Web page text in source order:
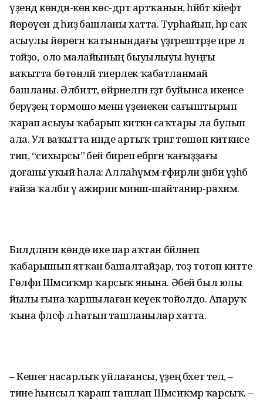
үҙендә көндән-көн көс-дәрт артҡанын, һәйбәт кәйефтә
йөрөүен дә һиҙә башланы хатта. Турһайып, һәр саҡ
асыулы йөрөгән ҡатынындағы үҙгәрештәрҙе ире лә
тойҙо, ә оло малайының быуылыуы һуңғы
ваҡытта бөтөнләй тиерлек ҡабатланмай
башланы. Әлбиттә, өйрәнелгән ғәҙәт буйынса икенсе
берәүҙең тормошо менән үҙенекен сағыштырып
ҡарап асыуы ҡабарып киткән саҡтары ла булып
ала. Ул ваҡытта инде артыҡ тәрәнгә төшөп киткәнсе
тип, “сихырсы” әбей биреп ебәргән ҡағыҙҙағы
доғаны уҡый һала: Аллаһүммә-ғфирли ҙәнби үәҙһәб
ғайза ҡалби үә ажирии минәш-шайтанир-рахим.
Билдәләнгән көндө ике пар аҡтан бәйләнеп
ҡабарышып ятҡан башалтайҙар, тоҙ тотоп китте
Гөлфиә Шәмсиҡәмәр ҡарсыҡ янына. Әбей был юлы
йылы ғына ҡаршылаған кеүек тойолдо. Апаруҡ
ҡына фәлсәфә лә һатып ташланылар хатта.
– Кешегә насарлыҡ уйлағансы, үҙеңә бәхет телә, –
тине һынсыл ҡараш ташлап Шәмсиҡәмәр ҡарсыҡ. –